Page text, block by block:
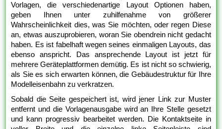
Vorlagen, die verschiedenartige Layout Optionen haben,
geben Ihnen unter zuhilfenahme von größerer
Wahrscheinlichkeit dies, was Sie möchten, oder regen Diese
an, etwas auszuprobieren, woran Sie obendrein nicht gedacht
haben. Es ist fabelhaft wegen seines einmaligen Layouts, das
ebenso anspricht. Das ansprechende Layout ist jetzt für
mehrere Geräteplattformen demütig. Es ist nicht so schwierig,
als Sie es sich erwarten können, die Gebäudestruktur für Ihre
Modelleisenbahn zu verkratzen.
Sobald die Seite gespeichert ist, wird jener Link zur Muster
entfernt und die Vorlagenausgabe wird an Ihre Stelle gesetzt
und kann progressiv bearbeitet werden. Die Kontaktseite in